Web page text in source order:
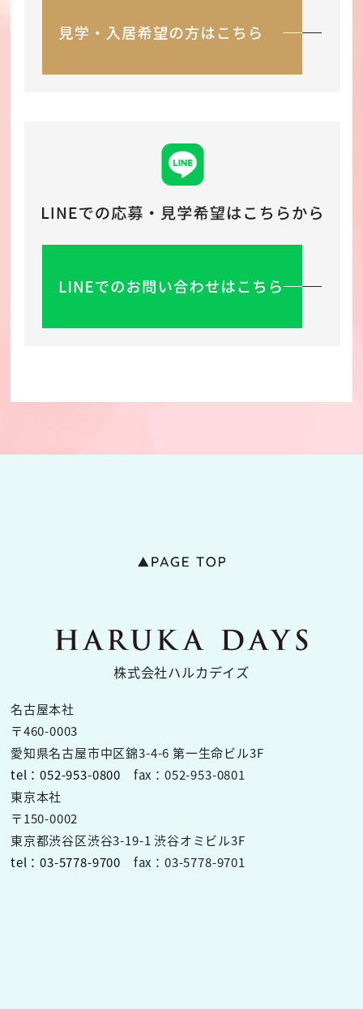
株式会社ハルカデイズ
名古屋本社
〒460-0003
愛知県名古屋市中区錦3-4-6 第一生命ビル3F
tel：052-953-0800 fax：052-953-0801
東京本社
〒150-0002
東京都渋谷区渋谷3-19-1 渋谷オミビル3F
tel：03-5778-9700 fax：03-5778-9701